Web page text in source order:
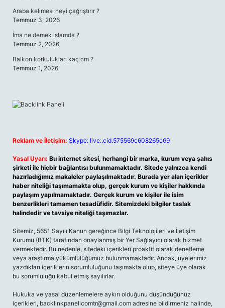
Araba kelimesi neyi çağrıştırır ?
Temmuz 3, 2026
İma ne demek islamda ?
Temmuz 2, 2026
Balkon korkulukları kaç cm ?
Temmuz 1, 2026
Reklam ve İletişim: Skype: live:.cid.575569c608265c69
Yasal Uyarı: Bu internet sitesi, herhangi bir marka, kurum veya şahıs
şirketi ile hiçbir bağlantısı bulunmamaktadır. Sitede yalnızca kendi
hazırladığımız makaleler paylaşılmaktadır. Burada yer alan içerikler
haber niteliği taşımamakta olup, gerçek kurum ve kişiler hakkında
paylaşım yapılmamaktadır. Gerçek kurum ve kişiler ile isim
benzerlikleri tamamen tesadüfidir. Sitemizdeki bilgiler taslak
halindedir ve tavsiye niteliği taşımazlar.
Sitemiz, 5651 Sayılı Kanun gereğince Bilgi Teknolojileri ve İletişim
Kurumu (BTK) tarafından onaylanmış bir Yer Sağlayıcı olarak hizmet
vermektedir. Bu nedenle, sitedeki içerikleri proaktif olarak denetleme
veya araştırma yükümlülüğümüz bulunmamaktadır. Ancak, üyelerimiz
yazdıkları içeriklerin sorumluluğunu taşımakta olup, siteye üye olarak
bu sorumluluğu kabul etmiş sayılırlar.
Hukuka ve yasal düzenlemelere aykırı olduğunu düşündüğünüz
içerikleri, backlinkpanelicomtr@gmail.com adresine bildirmeniz halinde,